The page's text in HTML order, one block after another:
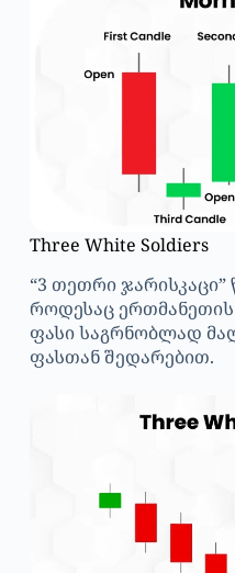
Three White Soldiers
“3 თეთრი ჯარისკაცი”
როდესაც
ფასი საგრნობლად
ფასთან შედარებით.